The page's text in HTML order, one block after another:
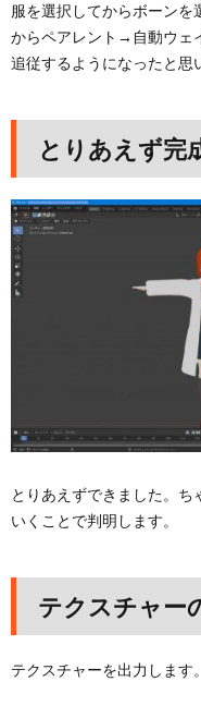
服を選択してからボーンを
からペアレント→自動ウェ
追従するようになったと思
とりあえず完
とりあえずできました。
いくことで判明します。
テクスチャー
テクスチャーを出力します